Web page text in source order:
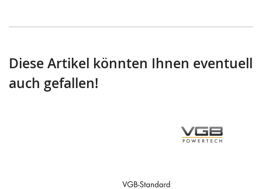
Diese Artikel könnten Ihnen eventuell
auch gefallen!